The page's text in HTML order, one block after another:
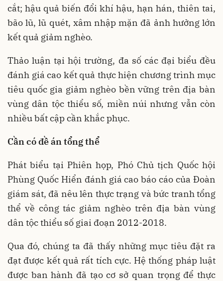
cắt; hậu quả biến đổi khí hậu, hạn hán, thiên tai,
bão lũ, lũ quét, xâm nhập mặn đã ảnh hưởng lớn
kết quả giảm nghèo.
Thảo luận tại hội trường, đa số các đại biểu đều
đánh giá cao kết quả thực hiện chương trình mục
tiêu quốc gia giảm nghèo bền vững trên địa bàn
vùng dân tộc thiểu số, miền núi nhưng vẫn còn
nhiều bất cập cần khắc phục.
Cần có đề án tổng thể
Phát biểu tại Phiên họp, Phó Chủ tịch Quốc hội
Phùng Quốc Hiển đánh giá cao báo cáo của Đoàn
giám sát, đã nêu lên thực trạng và bức tranh tổng
thể về công tác giảm nghèo trên địa bàn vùng
dân tộc thiểu số giai đoạn 2012-2018.
Qua đó, chúng ta đã thấy những mục tiêu đặt ra
đạt được kết quả rất tích cực. Hệ thống pháp luật
được ban hành đã tạo cơ sở quan trọng để thực